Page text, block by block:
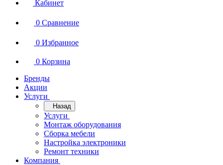
Кабинет
0 Сравнение
0 Избранное
0 Корзина
Бренды
Акции
Услуги
Назад
Услуги
Монтаж оборудования
Сборка мебели
Настройка электроники
Ремонт техники
Компания